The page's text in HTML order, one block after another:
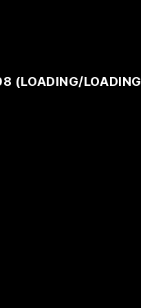
(LOADING/LOADING